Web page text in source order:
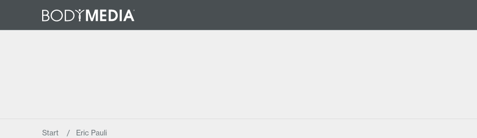
Start Eric Pauli